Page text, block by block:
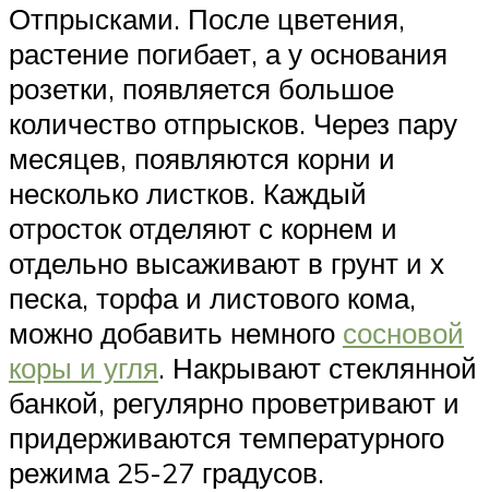
Отпрысками. После цветения,
растение погибает, а у основания
розетки, появляется большое
количество отпрысков. Через пару
месяцев, появляются корни и
несколько листков. Каждый
отросток отделяют с корнем и
отдельно высаживают в грунт и х
песка, торфа и листового кома,
можно добавить немного сосновой
коры и угля. Накрывают стеклянной
банкой, регулярно проветривают и
придерживаются температурного
режима 25-27 градусов.